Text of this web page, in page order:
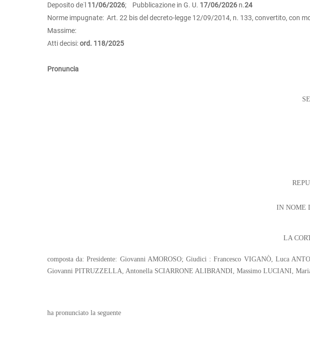
Deposito de˙l 11/06/2026; Pubblicazione in G. U. 17/06/2026 n.24
Norme impugnate: Art. 22 bis del decreto-legge 12/09/2014, n. 133, convertito, con
Massime:
Atti decisi:ord. 118/2025
Pronuncia
IN NOME
LA
composta da: Presidente: Giovanni AMOROSO; Giudici : Francesco VIGANÒ, Luca
Giovanni PITRUZZELLA, Antonella SCIARRONE ALIBRANDI, Massimo LUCIANI,
ha pronunciato la seguente